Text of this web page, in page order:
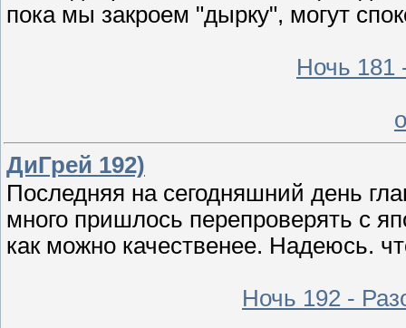
пока мы закроем "дырку", могут
Ночь 181
ДиГрей 192)
Последняя на сегодняшний день
много пришлось перепроверять с
как можно качественее. Надеюсь.
Ночь 192 -